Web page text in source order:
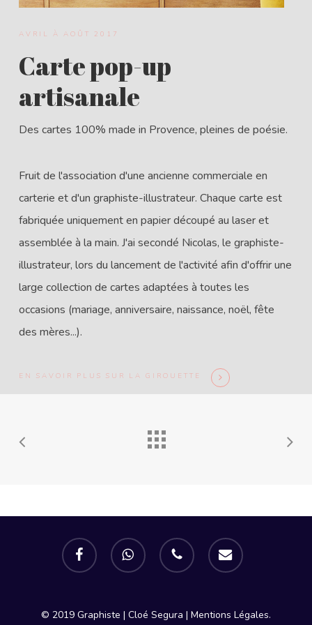
AVRIL À AOÛT 2017
Carte pop-up
artisanale
Des cartes 100% made in Provence, pleines de poésie.
Fruit de l'association d'une ancienne commerciale en
carterie et d'un graphiste-illustrateur. Chaque carte est
fabriquée uniquement en papier découpé au laser et
assemblée à la main. J'ai secondé Nicolas, le graphiste-
illustrateur, lors du lancement de l'activité afin d'offrir une
large collection de cartes adaptées à toutes les
occasions (mariage, anniversaire, naissance, noël, fête
des mères...).
EN SAVOIR PLUS SUR LA GIROUETTE
facebook whatsapp phone email
© 2019 Graphiste | Cloé Segura | Mentions Légales.